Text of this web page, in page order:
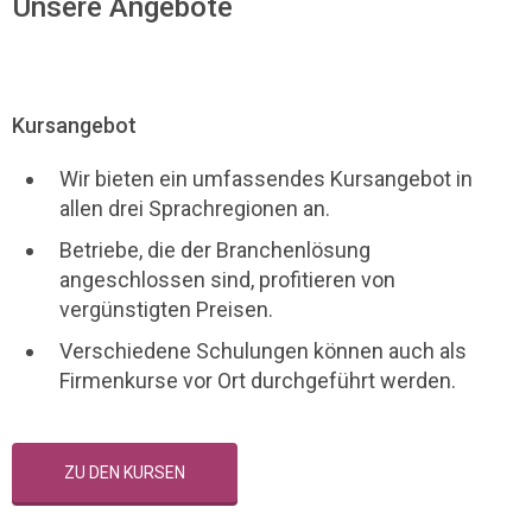
Kursangebot
Wir bieten ein umfassendes Kursangebot in
allen drei Sprachregionen an.
Betriebe, die der Branchenlösung
angeschlossen sind, profitieren von
vergünstigten Preisen.
Verschiedene Schulungen können auch als
Firmenkurse vor Ort durchgeführt werden.
ZU DEN KURSEN